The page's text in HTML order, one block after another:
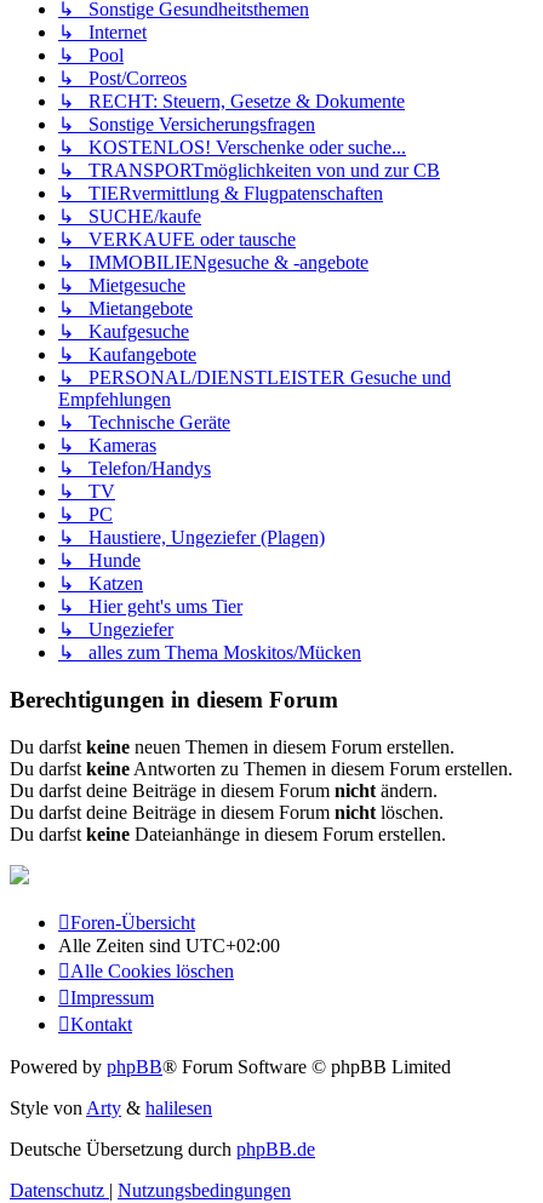
↳ Sonstige Gesundheitsthemen
↳ Internet
↳ Pool
↳ Post/Correos
↳ RECHT: Steuern, Gesetze & Dokumente
↳ Sonstige Versicherungsfragen
↳ KOSTENLOS! Verschenke oder suche...
↳ TRANSPORTmöglichkeiten von und zur CB
↳ TIERvermittlung & Flugpatenschaften
↳ SUCHE/kaufe
↳ VERKAUFE oder tausche
↳ IMMOBILIENgesuche & -angebote
↳ Mietgesuche
↳ Mietangebote
↳ Kaufgesuche
↳ Kaufangebote
↳ PERSONAL/DIENSTLEISTER Gesuche und
Empfehlungen
↳ Technische Geräte
↳ Kameras
↳ Telefon/Handys
↳ TV
↳ PC
↳ Haustiere, Ungeziefer (Plagen)
↳ Hunde
↳ Katzen
↳ Hier geht's ums Tier
↳ Ungeziefer
↳ alles zum Thema Moskitos/Mücken
Berechtigungen in diesem Forum
Du darfst keine neuen Themen in diesem Forum erstellen.
Du darfst keine Antworten zu Themen in diesem Forum erstellen.
Du darfst deine Beiträge in diesem Forum nicht ändern.
Du darfst deine Beiträge in diesem Forum nicht löschen.
Du darfst keine Dateianhänge in diesem Forum erstellen.
Foren-Übersicht
Alle Zeiten sind UTC+02:00
Alle Cookies löschen
Impressum
Kontakt
Powered by phpBB® Forum Software © phpBB Limited
Style von Arty & halilesen
Deutsche Übersetzung durch phpBB.de
Datenschutz | Nutzungsbedingungen